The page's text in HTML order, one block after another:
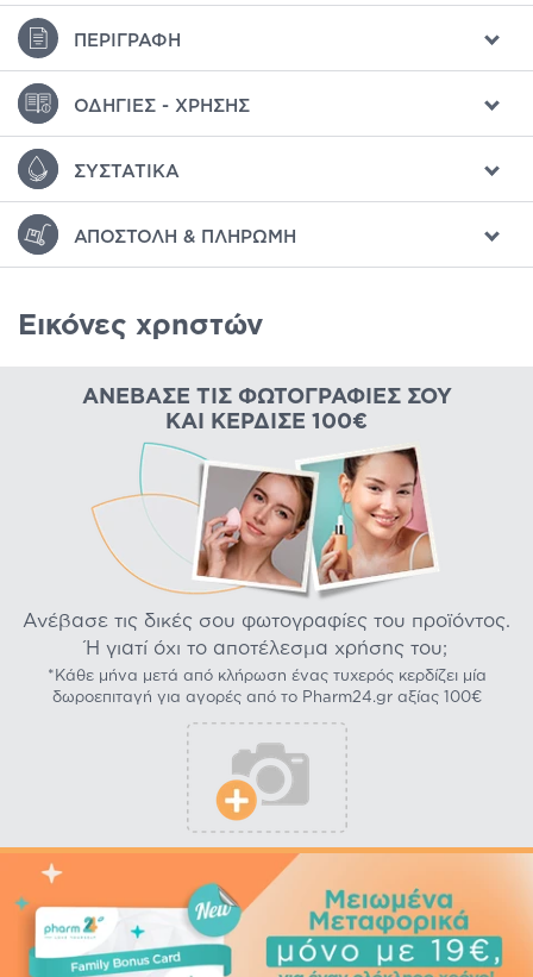
ΠΕΡΙΓΡΑΦΉ
ΟΔΗΓΊΕΣ - ΧΡΉΣΗΣ
ΣΥΣΤΑΤΙΚΆ
ΑΠΟΣΤΟΛΉ & ΠΛΗΡΩΜΉ
Εικόνες χρηστών
ΑΝΈΒΑΣΕ ΤΙΣ ΦΩΤΟΓΡΑΦΊΕΣ ΣΟΥ
ΚΑΙ ΚΈΡΔΙΣΕ 100€
Ανέβασε τις δικές σου φωτογραφίες του προϊόντος.
Ή γιατί όχι το αποτέλεσμα χρήσης του;
*Κάθε μήνα μετά από κλήρωση ένας τυχερός κερδίζει μία
δωροεπιταγή για αγορές από το Pharm24.gr αξίας 100€